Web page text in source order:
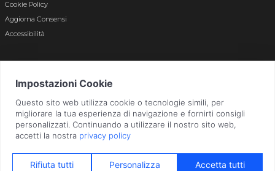
Cookie Policy
Aggiorna Consensi
Accessibilità
Bergamo n. 01496180165 · Capitale Sociale i.v. € 800.000,00